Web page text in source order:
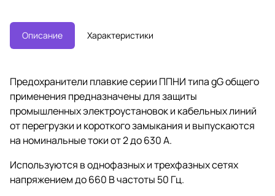
Описание Характеристики
Предохранители плавкие серии ППНИ типа gG общего
применения предназначены для защиты
промышленных электроустановок и кабельных линий
от перегрузки и короткого замыкания и выпускаются
на номинальные токи от 2 до 630 А.
Используются в однофазных и трехфазных сетях
напряжением до 660 В частоты 50 Гц.